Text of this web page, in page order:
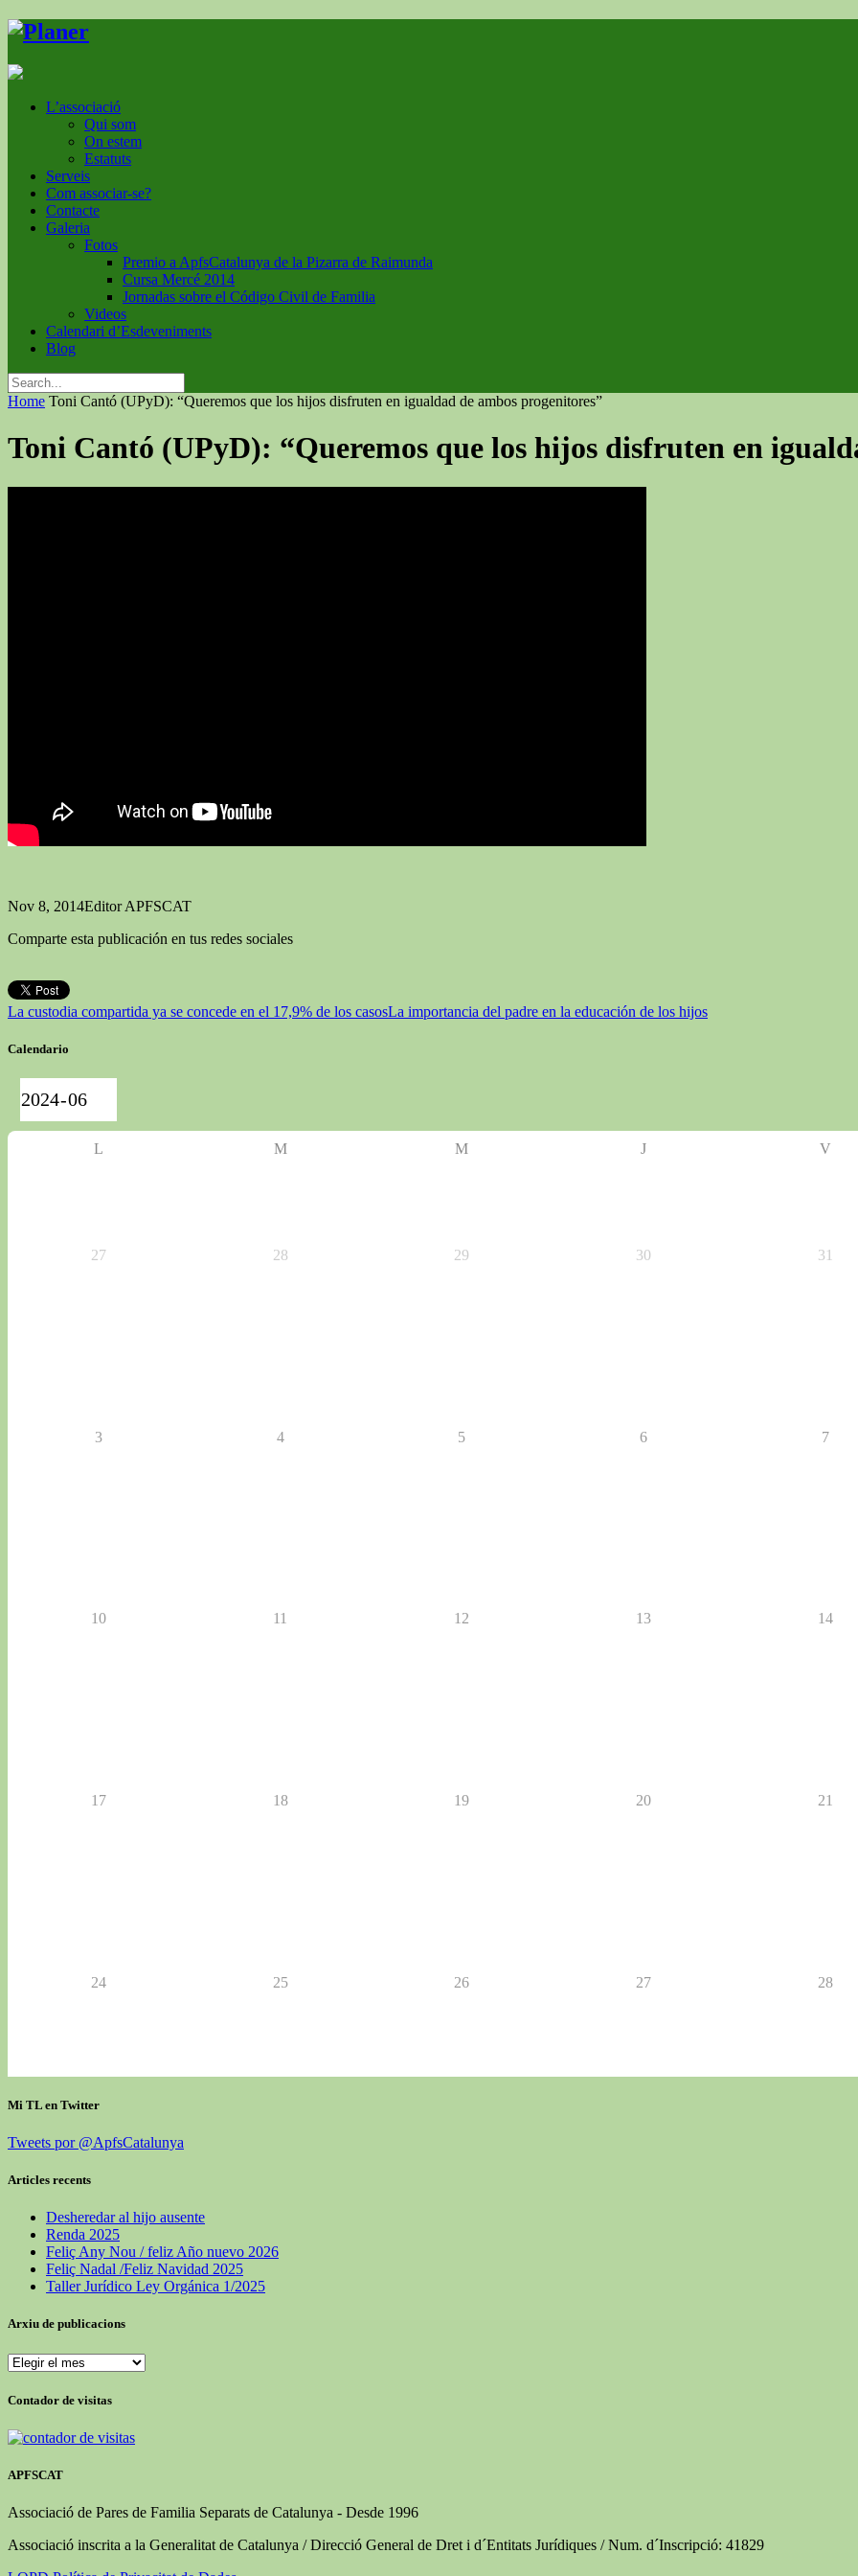
L’associació
Qui som
On estem
Estatuts
Serveis
Com associar-se?
Contacte
Galeria
Fotos
Premio a ApfsCatalunya de la Pizarra de Raimunda
Cursa Mercé 2014
Jornadas sobre el Código Civil de Familia
Videos
Calendari d’Esdeveniments
Blog
Home Toni Cantó (UPyD): “Queremos que los hijos disfruten en igualdad de ambos progenitores”
Toni Cantó (UPyD): “Queremos que los hijos disfruten en
Nov 8, 2014Editor APFSCAT
Comparte esta publicación en tus redes sociales
La custodia compartida ya se concede en el 17,9% de los casosLa importancia del padre en la educación de los hijos
Calendario
L M M J V
27 28 29 30 31
3 4 5 6 7
10 11 12 13 14
17 18 19 20 21
24 25 26 27 28
Mi TL en Twitter
Tweets por @ApfsCatalunya
Articles recents
Desheredar al hijo ausente
Renda 2025
Feliç Any Nou / feliz Año nuevo 2026
Feliç Nadal /Feliz Navidad 2025
Taller Jurídico Ley Orgánica 1/2025
Arxiu de publicacions
Arxiu
publicacions
Contador de visitas
APFSCAT
Associació de Pares de Familia Separats de Catalunya - Desde 1996
Associació inscrita a la Generalitat de Catalunya / Direcció General de Dret i d´Entitats Jurídiques / Num. d´Inscripció: 41829